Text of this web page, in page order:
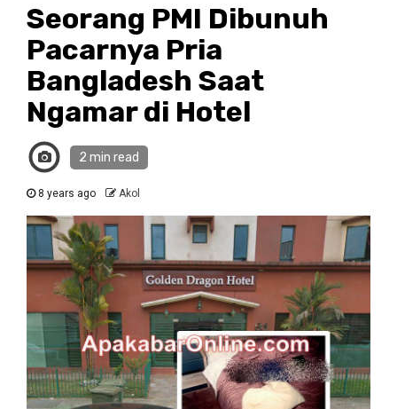
Seorang PMI Dibunuh
Pacarnya Pria
Bangladesh Saat
Ngamar di Hotel
2 min read
8 years ago Akol